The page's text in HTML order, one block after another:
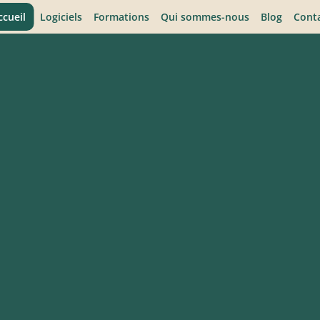
Logiciels Formations Qui sommes-nous Blog